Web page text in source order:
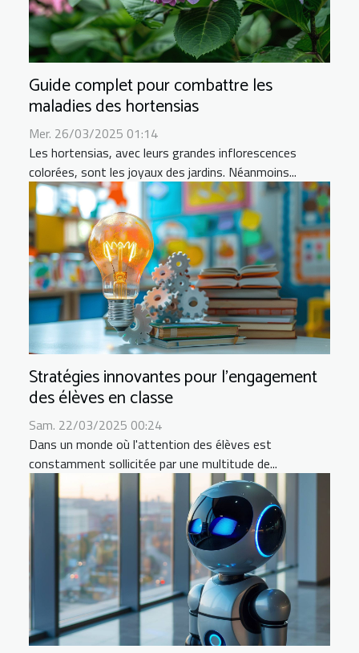
Guide complet pour combattre les
maladies des hortensias
Mer. 26/03/2025 01:14
Les hortensias, avec leurs grandes inflorescences
colorées, sont les joyaux des jardins. Néanmoins...
Stratégies innovantes pour l'engagement
des élèves en classe
Sam. 22/03/2025 00:24
Dans un monde où l'attention des élèves est
constamment sollicitée par une multitude de...